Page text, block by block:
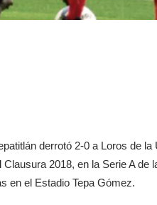
derrotó 2-0 a Loros de
2018, en la Serie A de
en el Estadio Tepa Gómez.